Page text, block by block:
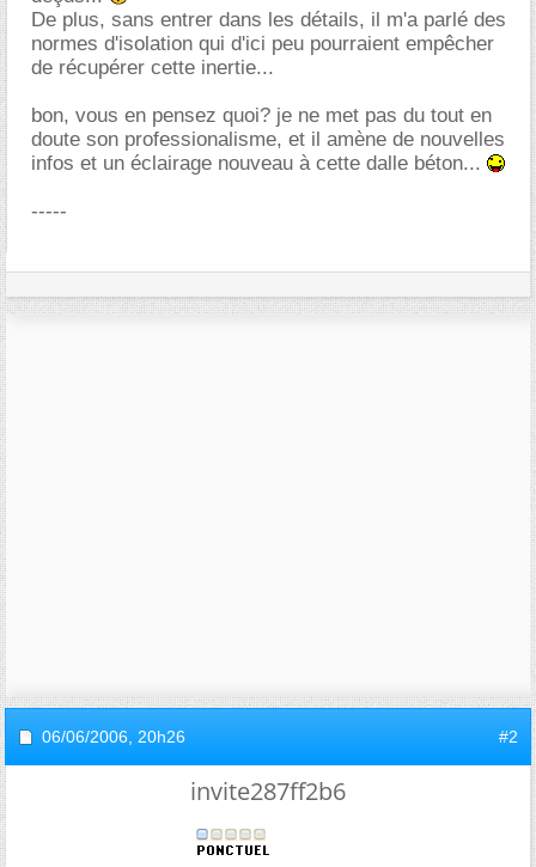
De plus, sans entrer dans les détails, il m'a parlé des
normes d'isolation qui d'ici peu pourraient empêcher
de récupérer cette inertie...
bon, vous en pensez quoi? je ne met pas du tout en
doute son professionalisme, et il amène de nouvelles
infos et un éclairage nouveau à cette dalle béton...
-----
06/06/2006, 20h26 #2
invite287ff2b6